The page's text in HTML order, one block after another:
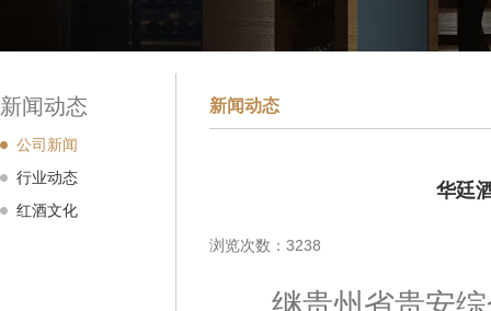
新闻动态
公司新闻
行业动态
红酒文化
新闻动态
华廷
浏览次数：3238